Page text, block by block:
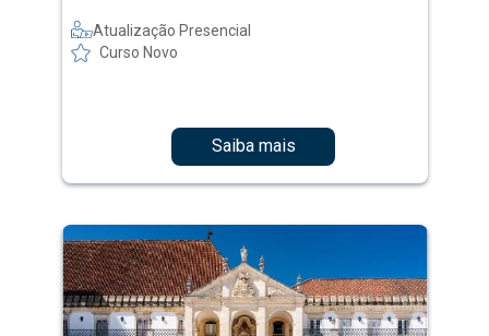
Atualização Presencial
Curso Novo
Saiba mais